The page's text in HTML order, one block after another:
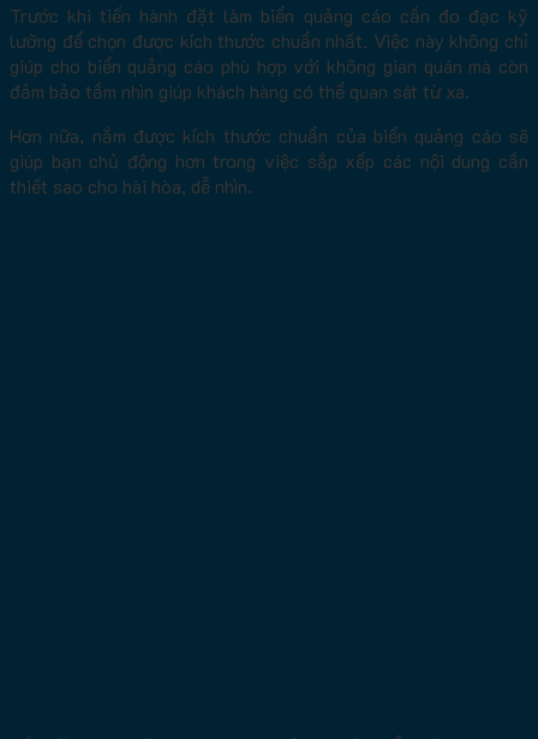
Trước khi tiến hành đặt làm biển quảng cáo cần đo đạc kỹ
lưỡng để chọn được kích thước chuẩn nhất. Việc này không chỉ
giúp cho biển quảng cáo phù hợp với không gian quán mà còn
đảm bảo tầm nhìn giúp khách hàng có thể quan sát từ xa.
Hơn nữa, nắm được kích thước chuẩn của biển quảng cáo sẽ
giúp bạn chủ động hơn trong việc sắp xếp các nội dung cần
thiết sao cho hài hòa, dễ nhìn.